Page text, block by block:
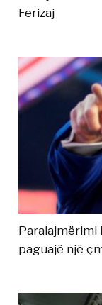
Ferizaj
Paralajmërimi
paguajë një